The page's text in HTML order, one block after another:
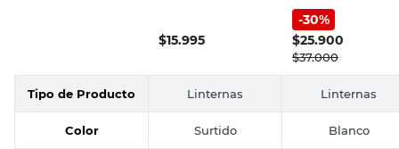
Probattery
$15.995
Remoto 7 Hs Nex
-30%
$25.900
$37.000
Tipo de Producto Linternas Linternas
Color Surtido Blanco